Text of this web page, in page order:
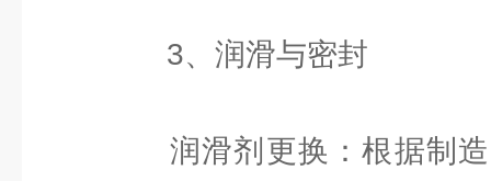
3、润滑与密封
润滑剂更换：根据制造